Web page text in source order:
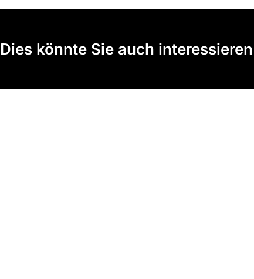
Dies könnte Sie auch interessieren